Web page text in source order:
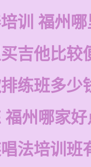
训 福州
吉他比较
练班多少
福州哪家好
法培训班